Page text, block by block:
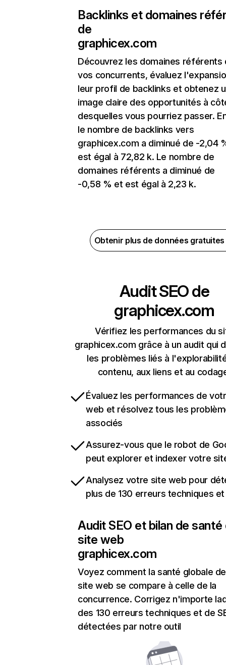
Backlinks et domaines
de
graphicex.com
Découvrez les domaines référents
vos concurrents, évaluez
leur profil de backlinks et obtenez
image claire des opportunités à
desquelles vous pourriez passer.
le nombre de backlinks vers
graphicex.com a diminué de -2,04
est égal à 72,82 k. Le nombre de
domaines référents a diminué de
-0,58 % et est égal à 2,23 k.
Obtenir plus de données
Audit SEO de
graphicex.com
Vérifiez les performances du
graphicex.com grâce à un audit qui
les problèmes liés à
contenu, aux liens et au
Évaluez les performances de
web et résolvez tous les
associés
Assurez-vous que le robot de
peut explorer et indexer votre
Analysez votre site web pour
plus de 130 erreurs techniques et
Audit SEO et bilan de santé
site web
graphicex.com
Voyez comment la santé globale
site web se compare à celle de la
concurrence. Corrigez n'importe
des 130 erreurs techniques et de
détectées par notre outil